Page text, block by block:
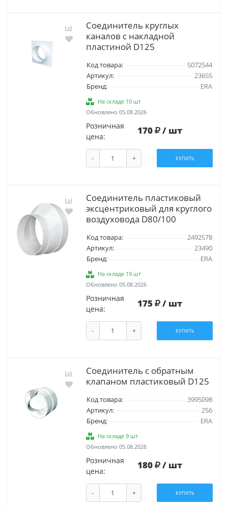
Соединитель круглых
каналов с накладной
пластиной D125
Код товара:
5072544
Артикул:
23655
Бренд:
ERA
На складе 10 шт
Обновлено 05.08.2026
Розничная
цена:
170 / шт
- + КУПИТЬ
Соединитель пластиковый
эксцентриковый для круглого
воздуховода D80/100
Код товара:
2492578
Артикул:
23490
Бренд:
ERA
На складе 19 шт
Обновлено 05.08.2026
Розничная
цена:
175 / шт
- + КУПИТЬ
Соединитель с обратным
клапаном пластиковый D125
Код товара:
3995098
Артикул:
256
Бренд:
ERA
На складе 9 шт
Обновлено 05.08.2026
Розничная
цена:
180 / шт
- + КУПИТЬ